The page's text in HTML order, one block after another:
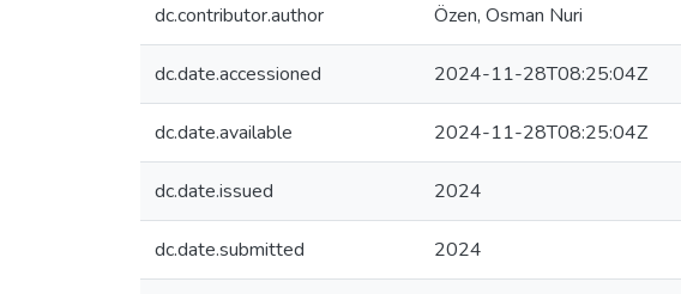
dc.contributor.author Özen, Osman Nuri
dc.date.accessioned 2024-11-28T08:25:04Z
dc.date.available 2024-11-28T08:25:04Z
dc.date.issued 2024
dc.date.submitted 2024